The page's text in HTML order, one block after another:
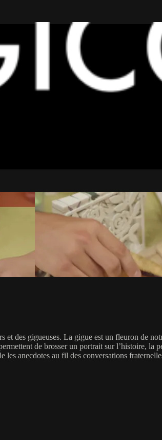
des gigueuses. La gigue est un fleuron de
de brosser un portrait sur l’histoire, la
les anecdotes au fil des conversations